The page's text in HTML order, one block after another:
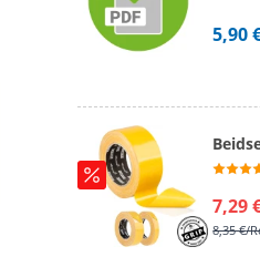
5,90
7,29
8,35 €/